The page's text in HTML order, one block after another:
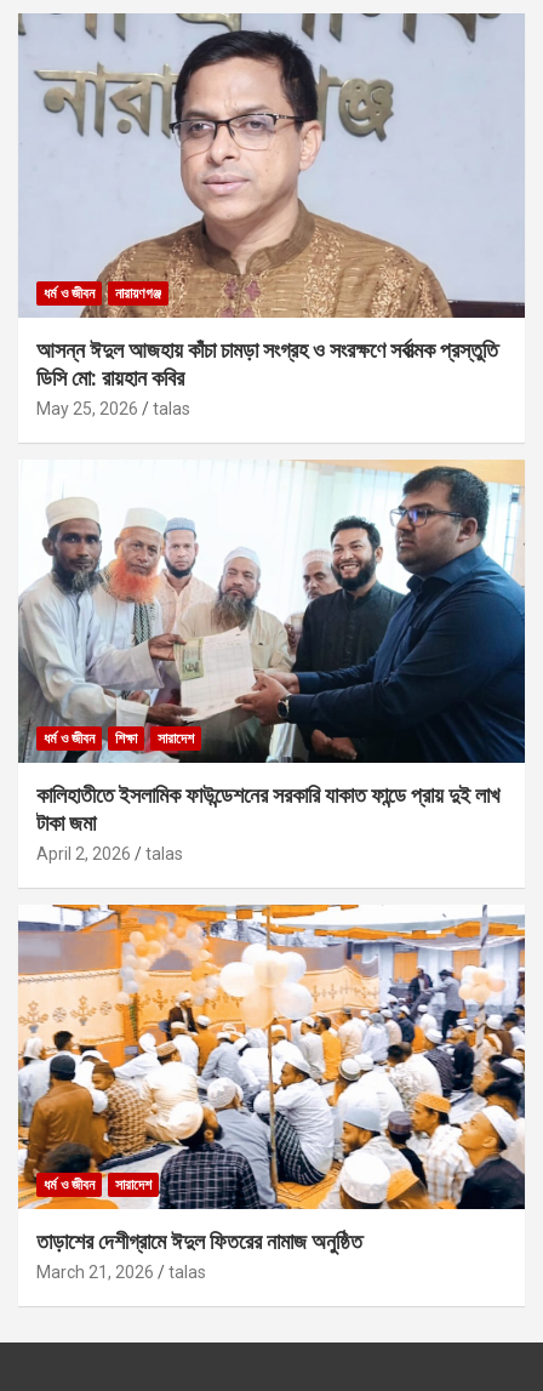
ধর্ম ও জীবন নারায়ণগঞ্জ
আসন্ন ঈদুল আজহায় কাঁচা চামড়া সংগ্রহ ও সংরক্ষণে সর্বাত্মক প্রস্তুতি
ডিসি মো: রায়হান কবির
May 25, 2026 talas
ধর্ম ও জীবন শিক্ষা সারাদেশ
কালিহাতীতে ইসলামিক ফাউন্ডেশনের সরকারি যাকাত ফান্ডে প্রায় দুই লাখ
টাকা জমা
April 2, 2026 talas
ধর্ম ও জীবন সারাদেশ
তাড়াশের দেশীগ্রামে ঈদুল ফিতরের নামাজ অনুষ্ঠিত
March 21, 2026 talas